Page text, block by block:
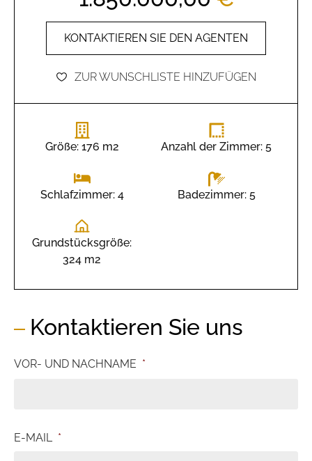
KONTAKTIEREN SIE DEN AGENTEN
ZUR WUNSCHLISTE HINZUFÜGEN
Größe: 176 m2 Anzahl der Zimmer: 5
Schlafzimmer: 4 Badezimmer: 5
Grundstücksgröße:
324 m2
Kontaktieren Sie uns
VOR- UND NACHNAME *
E-MAIL *